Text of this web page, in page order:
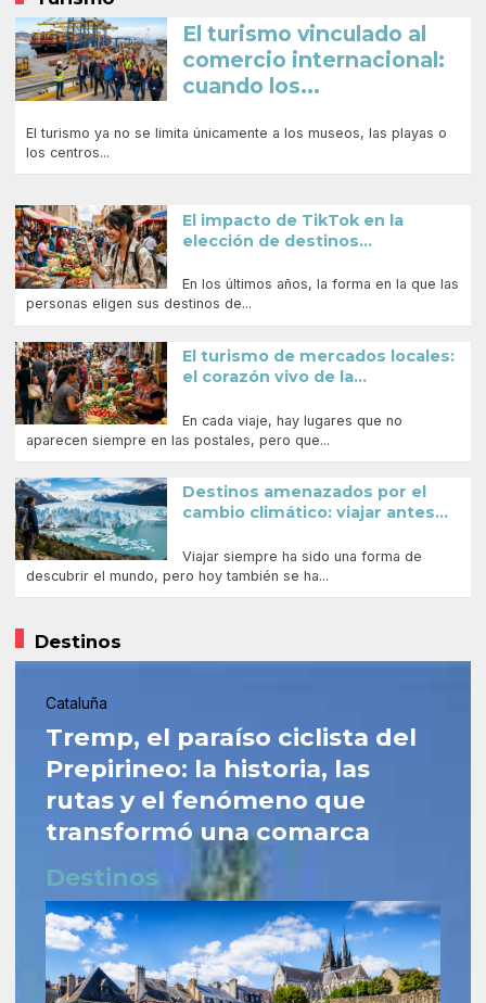
El turismo vinculado al
comercio internacional:
cuando los...
El turismo ya no se limita únicamente a los museos, las playas o
los centros...
El impacto de TikTok en la
elección de destinos...
En los últimos años, la forma en la que las
personas eligen sus destinos de...
El turismo de mercados locales:
el corazón vivo de la...
En cada viaje, hay lugares que no
aparecen siempre en las postales, pero que...
Destinos amenazados por el
cambio climático: viajar antes...
Viajar siempre ha sido una forma de
descubrir el mundo, pero hoy también se ha...
Destinos
Cataluña
Tremp, el paraíso ciclista del
Prepirineo: la historia, las
rutas y el fenómeno que
transformó una comarca
Destinos